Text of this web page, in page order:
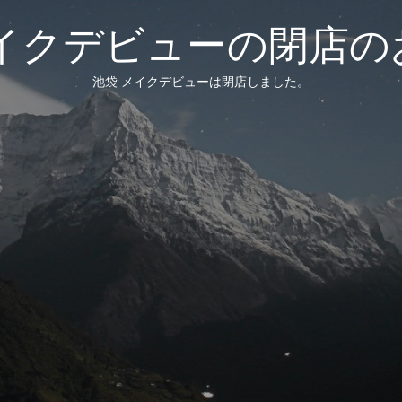
クデビューの閉店
池袋 メイクデビューは閉店しました。